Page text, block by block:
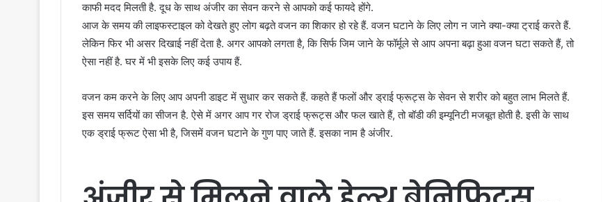
काफी मदद मिलती है. दूध के साथ अंजीर का सेवन करने से आपको कई फायदे होंगे.
आज के समय की लाइफस्टाइल को देखते हुए लोग बढ़ते वजन का शिकार हो रहे हैं. वजन घटाने के लिए लोग न जाने क्या-क्या ट्राई करते हैं.
लेकिन फिर भी असर दिखाई नहीं देता है. अगर आपको लगता है, कि सिर्फ जिम जाने के फॉर्मूले से आप अपना बढ़ा हुआ वजन घटा सकते हैं, तो
ऐसा नहीं है. घर में भी इसके लिए कई उपाय हैं.
वजन कम करने के लिए आप अपनी डाइट में सुधार कर सकते हैं. कहते हैं फलों और ड्राई फ्रूट्स के सेवन से शरीर को बहुत लाभ मिलते हैं.
इस समय सर्दियों का सीजन है. ऐसे में अगर आप गर रोज ड्राई फ्रूट्स और फल खाते हैं, तो बॉडी की इम्यूनिटी मजबूत होती है. इसी के साथ
एक ड्राई फ्रूट ऐसा भी है, जिसमें वजन घटाने के गुण पाए जाते हैं. इसका नाम है अंजीर.